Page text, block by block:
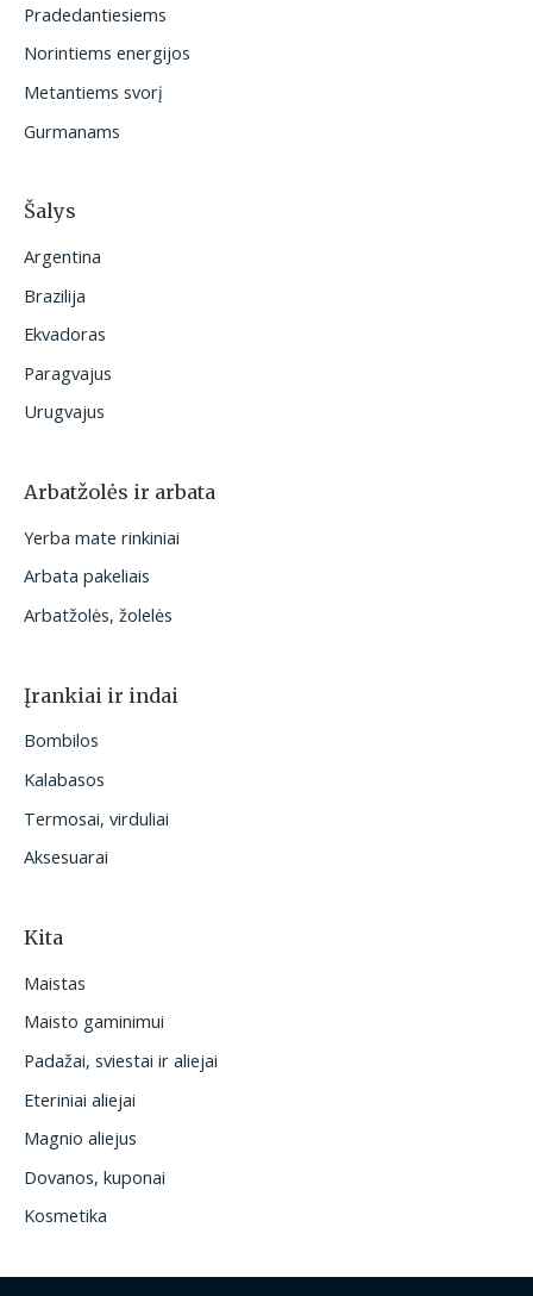
:
Pradedantiesiems
Norintiems energijos
Metantiems svorį
Gurmanams
Šalys
Argentina
Brazilija
Ekvadoras
Paragvajus
Urugvajus
Arbatžolės ir arbata
Yerba mate rinkiniai
Arbata pakeliais
Arbatžolės, žolelės
Įrankiai ir indai
Bombilos
Kalabasos
Termosai, virduliai
Aksesuarai
Kita
Maistas
Maisto gaminimui
Padažai, sviestai ir aliejai
Eteriniai aliejai
Magnio aliejus
Dovanos, kuponai
Kosmetika